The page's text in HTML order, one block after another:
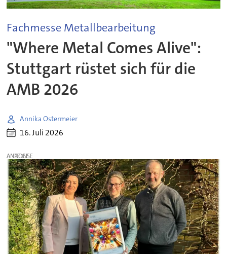
Fachmesse Metallbearbeitung
"Where Metal Comes Alive":
Stuttgart rüstet sich für die
AMB 2026
Annika Ostermeier
16. Juli 2026
ANZEIGE